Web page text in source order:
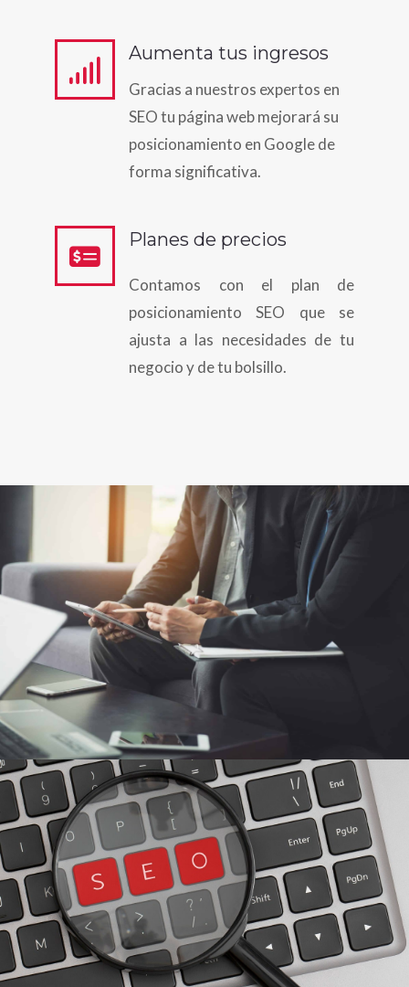
Aumenta tus ingresos
Gracias a nuestros expertos en
SEO tu página web mejorará su
posicionamiento en Google de
forma significativa.
Planes de precios
Contamos con el plan de
posicionamiento SEO que se
ajusta a las necesidades de tu
negocio y de tu bolsillo.